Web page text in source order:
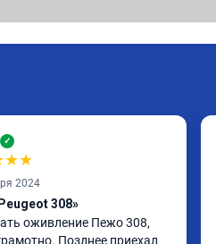
✓
★★
2024
308»
оживление Пежо 308,
Позднее приехал